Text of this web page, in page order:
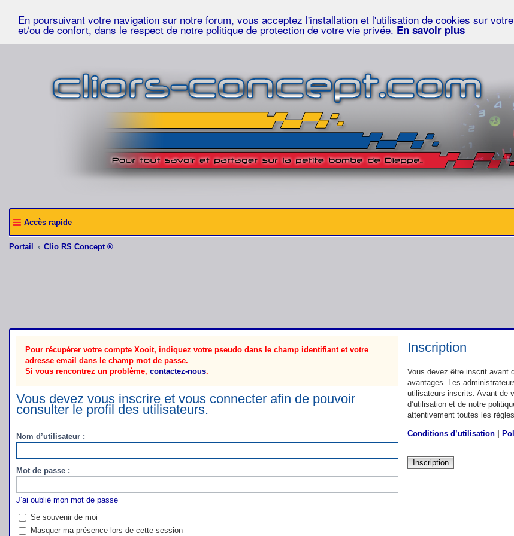
En poursuivant votre navigation sur notre forum, vous acceptez l'installation et l'utilisation de cookies sur
et/ou de confort, dans le respect de notre politique de protection de votre vie privée. En savoir plus
Accès rapide
Portail Clio RS Concept ®
Pour récupérer votre compte Xooit, indiquez votre pseudo dans le champ identifiant et votre
adresse email dans le champ mot de passe.
Si vous rencontrez un problème, contactez-nous.
Vous devez vous inscrire et vous connecter afin de pouvoir
consulter le profil des utilisateurs.
Nom d’utilisateur :
Mot de passe :
J’ai oublié mon mot de passe
Se souvenir de moi
Masquer ma présence lors de cette session
Inscription
Vous devez être inscrit avant
avantages. Les
utilisateurs inscrits. Avant de
d’utilisation et de notre
attentivement toutes les
Conditions d’utilisation|
Inscription